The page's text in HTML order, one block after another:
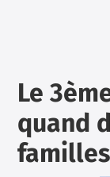
Le
quand